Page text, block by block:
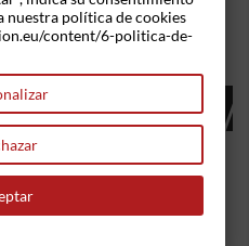
EN LA MISMA
nuestra política de cookies
content/6-politica-de-